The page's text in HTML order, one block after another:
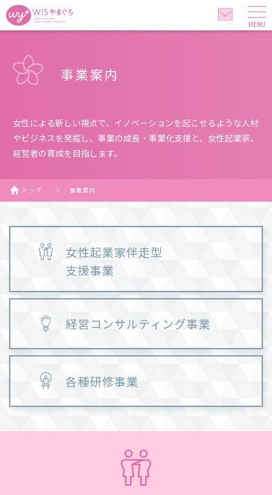
事業案内
女性による新しい視点で、イノベーションを起こせるような人材
やビジネスを発掘し、事業の成長・事業化支援と、女性起業家、
経営者の育成を目指します。
トップ ＞ 事業案内
女性起業家伴走型
支援事業
経営コンサルティング事業
各種研修事業
MENU